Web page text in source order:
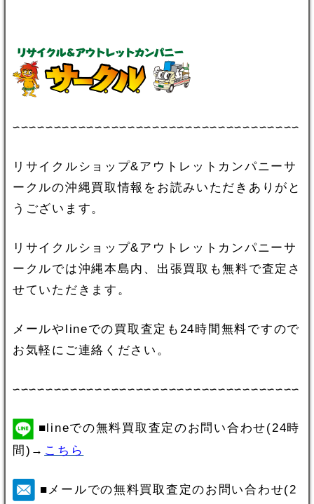
∽∽∽∽∽∽∽∽∽∽∽∽∽∽∽∽∽∽∽∽∽∽∽∽∽∽∽∽∽∽∽∽∽∽∽
リサイクルショップ&アウトレットカンパニーサ
ークルの沖縄買取情報をお読みいただきありがと
うございます。
リサイクルショップ&アウトレットカンパニーサ
ークルでは沖縄本島内、出張買取も無料で査定さ
せていただきます。
メールやlineでの買取査定も24時間無料ですので
お気軽にご連絡ください。
∽∽∽∽∽∽∽∽∽∽∽∽∽∽∽∽∽∽∽∽∽∽∽∽∽∽∽∽∽∽∽∽∽∽∽
■lineでの無料買取査定のお問い合わせ(24時
間)→ こちら
■メールでの無料買取査定のお問い合わせ(2